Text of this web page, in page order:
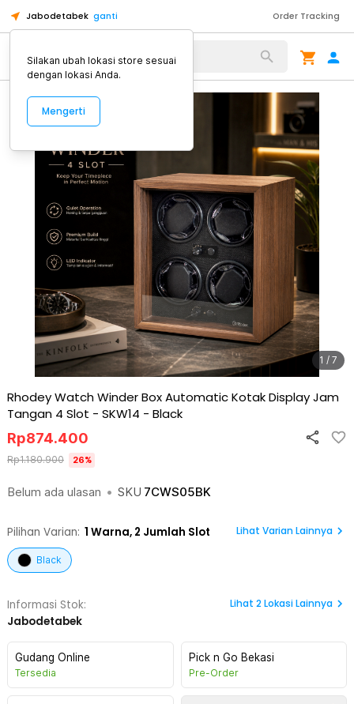
Jabodetabek ganti Order Tracking
Alat Kopi
1 / 7
Rhodey Watch Winder Box Automatic Kotak Display Jam
Tangan 4 Slot - SKW14 - Black
Belum ada ulasan • SKU 7CWS05BK
Rp874.400
Rp1.180.900 26%
Pilihan Varian: 1 Warna, 2 Jumlah Slot Lihat Varian Lainnya
Black
Informasi Stok:
Jabodetabek
Lihat 2Lokasi Lainnya
Gudang Online
Tersedia
Pick n Go Bekasi
Pre-Order
Silakan ubah lokasi store sesuai
dengan lokasi Anda.
Mengerti